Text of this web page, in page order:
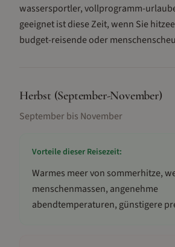
wassersportler, vollprogramm-
geeignet ist diese Zeit, wenn Sie
budget-reisende oder
Herbst (September-November)
September bis November
Vorteile dieser Reisezeit:
Warmes meer von sommerhitze,
menschenmassen, angenehme
abendtemperaturen, günstigere